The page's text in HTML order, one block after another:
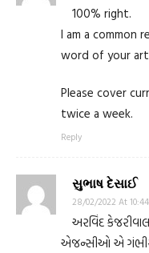
100% right.
I am a common
word of your
Please cover
twice a week.
Reply
સુભાષ દેસાઈ
28/02/2022 At
અરવિંદ
એજન્સીઓ એ ગંભીર